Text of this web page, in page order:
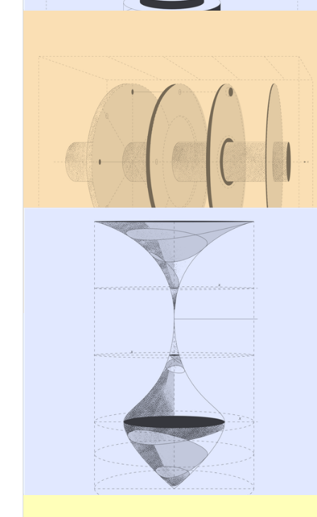
– Aktualisierungen vom Dezember 2025
Im Dezember 2025 verabschiedete die EU mehrere
Durchführungsbestimmungen für die endgültige
(Verpflichtungs-)Phase des CO2-Grenzausgleichssystems
(CBAM) sowie einen Vorschlag zur künftigen Ausweitung
des Anwendungsbereichs des CBAM. Mehrere wichtige
Bestimmungen dieses umfangreichen Regelwerks (ca.
5.000 Seiten) gelten ab dem 1. Januar 2026 in allen EU-
Mitgliedstaaten.
12.1.2026
Ein konzeptioneller und systemischer
Sprung vom traditionellen
Risikomanagement zur strategischen
Nachhaltigkeitsführung
Das Geschäftsumfeld unterliegt einem ständigen
Wandel. Geopolitische Spannungen, klimatische
Veränderungen, regulatorische Neuerungen und
steigende Erwartungen der Stakeholder stellen
traditionelle Managementmodelle vor neue
Herausforderungen. Angesichts dieser Dynamik sollten
Risikomanagement und Unternehmensverantwortung
nicht mehr als separate Prozesse betrachtet werden,
sondern als miteinander verknüpfte Systeme mit einem
gemeinsamen Ziel: die Sicherung der
Geschäftskontinuität und der Aufbau eines langfristigen
Erfolgs auf einer nachhaltigen Grundlage.